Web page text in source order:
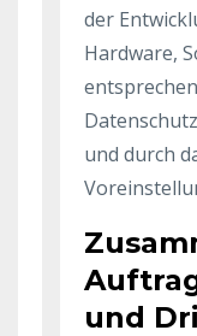
der
Hardware,
und durch
und